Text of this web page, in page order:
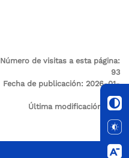
Número de visitas a esta página:
93
Fecha de publicación: 2026-01-
08
Última modificación: N/A